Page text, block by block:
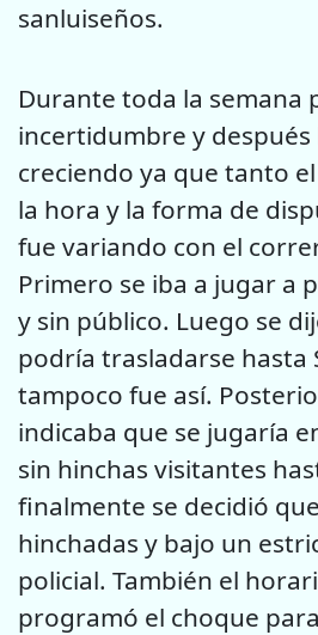
sanluiseños.
Durante toda la semana
incertidumbre y después
creciendo ya que tanto
la hora y la forma de
fue variando con el
Primero se iba a jugar a
y sin público. Luego se
podría trasladarse hasta
tampoco fue así.
indicaba que se jugaría
sin hinchas visitantes
finalmente se decidió
hinchadas y bajo un
policial. También el
programó el choque